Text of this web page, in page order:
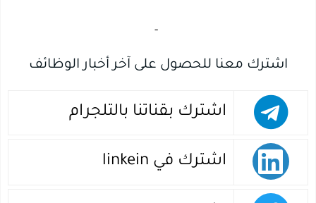
-‏
اشترك معنا للحصول على آخر أخبار الوظائف
اشترك بقناتنا بالتلجرام
اشترك في linkein